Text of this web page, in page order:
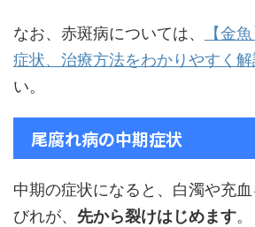
なお、赤斑病については、
【金
症状、治療方法をわかりやすく
い。
尾腐れ病の中期症状
中期の症状になると、白濁や充
びれが、 先から裂けはじめます。